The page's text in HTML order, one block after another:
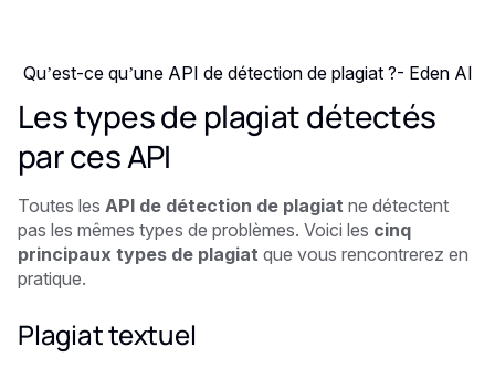
Qu’est-ce qu’une API de détection de plagiat ?- Eden AI
Les types de plagiat détectés
par ces API
Toutes les API de détection de plagiat ne détectent
pas les mêmes types de problèmes. Voici les cinq
principaux types de plagiat que vous rencontrerez en
pratique.
Plagiat textuel